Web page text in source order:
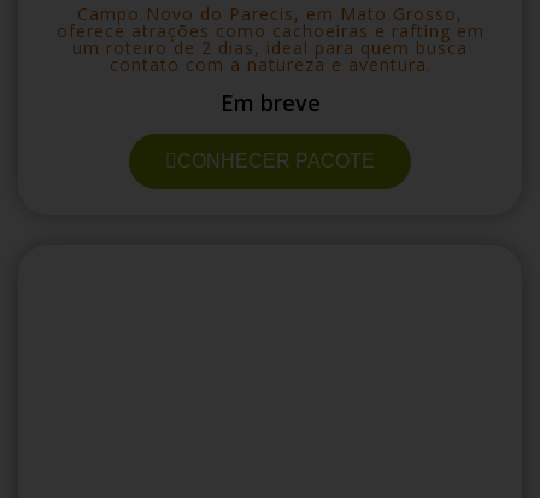
Campo Novo do Parecis, em Mato Grosso,
oferece atrações como cachoeiras e rafting em
um roteiro de 2 dias, ideal para quem busca
contato com a natureza e aventura.
Em breve
CONHECER PACOTE